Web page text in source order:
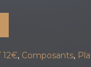
12€, Composants,